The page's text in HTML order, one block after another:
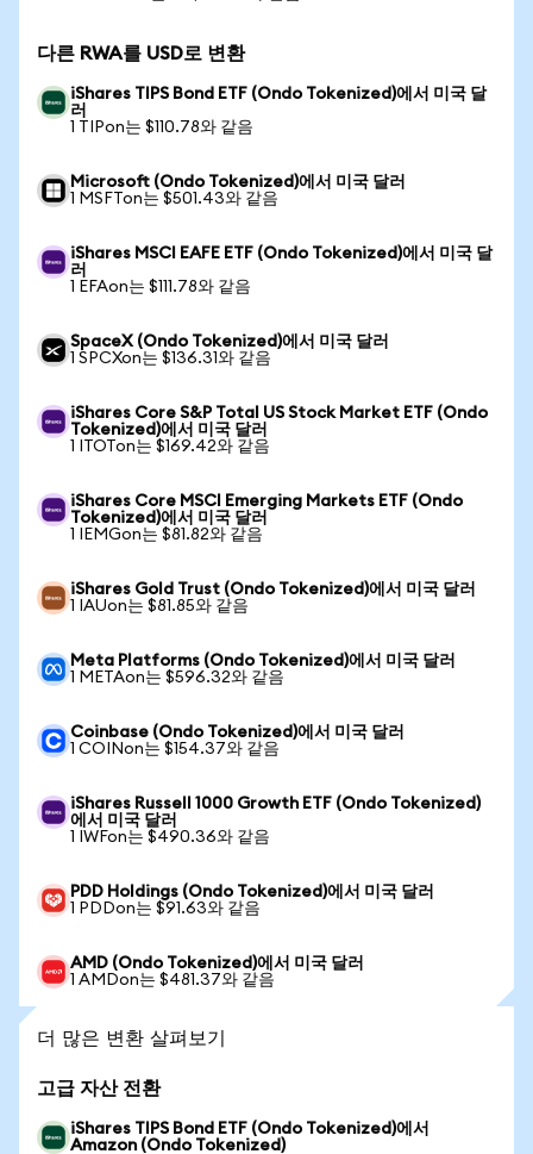
다른 RWA를 USD로 변환
iShares TIPS Bond ETF (Ondo Tokenized)에서 미국 달
러
1 TIPon는 $110.78와 같음
Microsoft (Ondo Tokenized)에서 미국 달러
1 MSFTon는 $501.43와 같음
iShares MSCI EAFE ETF (Ondo Tokenized)에서 미국 달
러
1 EFAon는 $111.78와 같음
SpaceX (Ondo Tokenized)에서 미국 달러
1 SPCXon는 $136.31와 같음
iShares Core S&P Total US Stock Market ETF (Ondo
Tokenized)에서 미국 달러
1 ITOTon는 $169.42와 같음
iShares Core MSCI Emerging Markets ETF (Ondo
Tokenized)에서 미국 달러
1 IEMGon는 $81.82와 같음
iShares Gold Trust (Ondo Tokenized)에서 미국 달러
1 IAUon는 $81.85와 같음
Meta Platforms (Ondo Tokenized)에서 미국 달러
1 METAon는 $596.32와 같음
Coinbase (Ondo Tokenized)에서 미국 달러
1 COINon는 $154.37와 같음
iShares Russell 1000 Growth ETF (Ondo Tokenized)
에서 미국 달러
1 IWFon는 $490.36와 같음
PDD Holdings (Ondo Tokenized)에서 미국 달러
1 PDDon는 $91.63와 같음
AMD (Ondo Tokenized)에서 미국 달러
1 AMDon는 $481.37와 같음
더 많은 변환 살펴보기
고급 자산 전환
iShares TIPS Bond ETF (Ondo Tokenized)에서
Amazon (Ondo Tokenized)